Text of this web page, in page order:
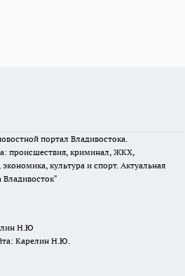
портал Владивостока.
происшествия, криминал, ЖКХ,
культура и спорт. Актуальная
Н.Ю
Карелин Н.Ю.